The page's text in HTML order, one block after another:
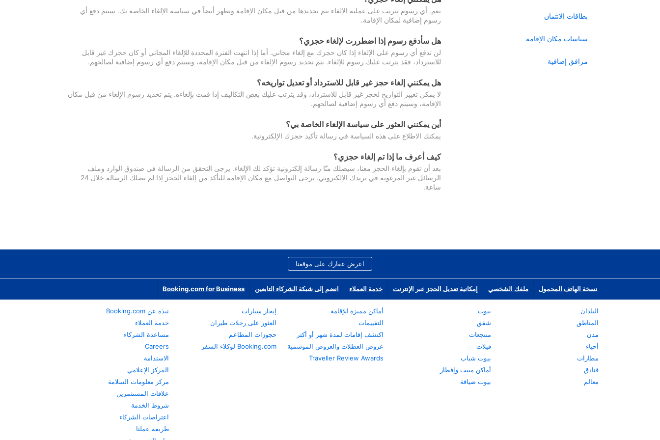
بطاقات الائتمان
سياسات مكان الإقامة
مرافق إضافية
نعم. أي رسوم تترتب على عملية الإلغاء يتم تحديدها من قبل مكان الإقامة وتظهر أيضاً في سياسة الإلغاء الخاصة بك. سيتم دفع أي
رسوم إضافية لمكان الإقامة.
هل سأدفع رسوم إذا اضطررت لإلغاء حجزي؟
لن تدفع أي رسوم على الإلغاء إذا كان حجزك مع إلغاء مجاني. أما إذا انتهت الفترة المحددة للإلغاء المجاني أو كان حجزك غير قابل
للاسترداد، فقد يترتب عليك رسوم للإلغاء. يتم تحديد رسوم الإلغاء من قبل مكان الإقامة، وسيتم دفع أي رسوم إضافية لصالحهم.
هل يمكنني إلغاء حجز غير قابل للاسترداد أو تعديل تواريخه؟
لا يمكن تغيير التواريخ لحجز غير قابل للاسترداد، وقد يترتب عليك بعض التكاليف إذا قمت بإلغاءه. يتم تحديد رسوم الإلغاء من قبل مكان
الإقامة، وسيتم دفع أي رسوم إضافية لصالحهم.
أين يمكنني العثور على سياسة الإلغاء الخاصة بي؟
يمكنك الاطلاع على هذه السياسة في رسالة تأكيد حجزك الإلكترونية.
كيف أعرف ما إذا تم إلغاء حجزي؟
بعد أن تقوم بإلغاء الحجز معنا، سيصلك منّا رسالة إلكترونية تؤكد لك الإلغاء. يرجى التحقق من الرسالة في صندوق الوارد وملف
الرسائل غير المرغوبة في بريدك الإلكتروني. يرجى التواصل مع مكان الإقامة للتأكد من إلغاء الحجز إذا لم تصلك الرسالة خلال 24
ساعة.
اعرض عقارك على موقعنا
نسخة الهاتف المحمول ملفك الشخصي إمكانية تعديل الحجز عبر الإنترنت خدمة العملاء انضم إلى شبكة الشركاء التابعين Booking.com for Business
البلدان
المناطق
مدن
أحياء
مطارات
فنادق
معالم
بيوت
شقق
منتجعات
فيلات
بيوت شباب
أماكن مبيت وإفطار
بيوت ضيافة
أماكن مميزة للإقامة
التقييمات
اكتشف إقامات لمدة شهر أو أكثر
عروض العطلات والعروض الموسمية
Traveller Review Awards
إيجار سيارات
العثور على رحلات طيران
حجوزات المطاعم
Booking.com لوكلاء السفر
نبذة عن Booking.com
خدمة العملاء
مساعدة الشركاء
Careers
الاستدامة
المركز الإعلامي
مركز معلومات السلامة
علاقات المستثمرين
شروط الخدمة
اعتراضات الشركاء
طريقة عملنا